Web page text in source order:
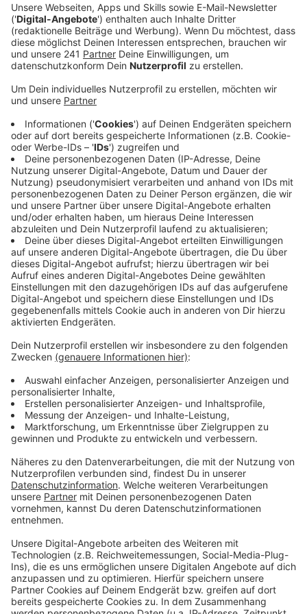
Ein Promi, keine Fragen und fünf
Gegenstände
Anzeige
Wenn ein Popstar, Comedian, Schauspieler oder
Politiker bei uns zu Besuch ist, stellt er sich auch dem
besonderen Video-Interview „Fünf für". Dabei wird
keine einzige Frage gestellt, sondern dem Gast
einfach fünf Dinge in die Hand gedrückt, zu denen er
das erzählt, was ihm als Erstes einfällt. Keine
Standardantworten, keine Promotionaussagen -
sondern ganz persönliche Geschichten - das ist „Fünf
für"!
Anzeige
Wir benötigen Ihre
Zustimmung, um den YouTube
Video-Service zu laden!
Wir verwenden einen Service eines
Drittanbieters, um Videoinhalte
einzubetten. Dieser Service kann
sammeln. Bitte lesen Sie die
Details durch und stimmen Sie der
Nutzung des Service zu, um dieses
Mehr Informationen
Akzeptieren
powered byUsercentrics Consent
Fünf für Ingo Pohlmann
Anzeige